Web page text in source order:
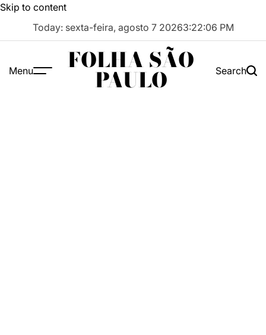
Skip to content
Today: sexta-feira, agosto 7 20263:22:07 PM
Menu FOLHA SÃO
PAULO Search